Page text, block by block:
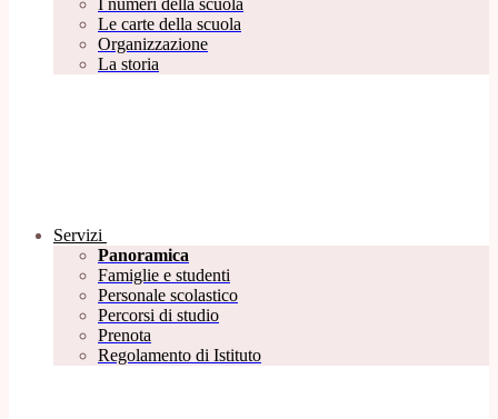
I numeri della scuola
Le carte della scuola
Organizzazione
La storia
Servizi
Panoramica
Famiglie e studenti
Personale scolastico
Percorsi di studio
Prenota
Regolamento di Istituto